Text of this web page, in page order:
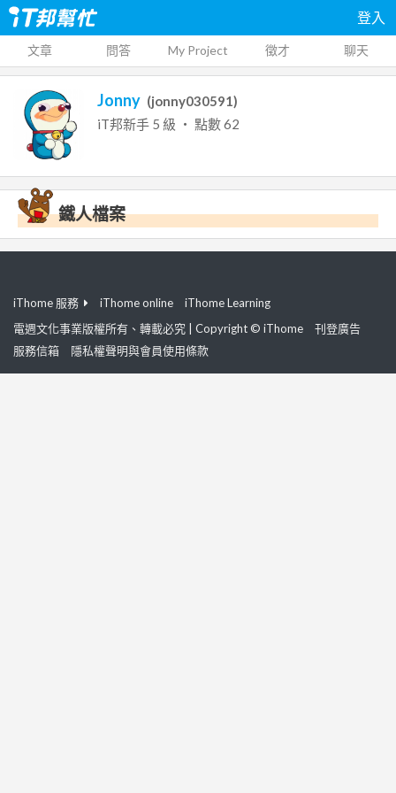
登入
文章 問答 My Project 徵才 聊天
Jonny (jonny030591)
iT邦新手 5 級 ‧ 點數62
鐵人檔案
iThome 服務 iThome online
iThome Learning
電週文化事業版權所有、轉載必究 | Copyright © iThome
刊登廣告
服務信箱
隱私權聲明與會員使用條款